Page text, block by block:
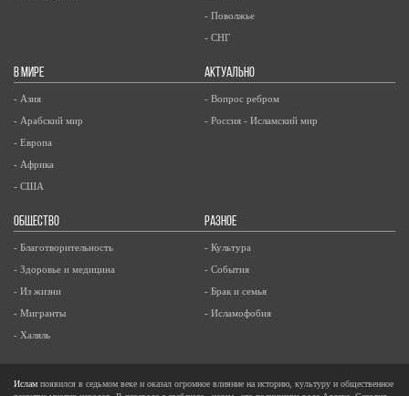
- Поволжье
- СНГ
В МИРЕ
- Азия
- Арабский мир
- Европа
- Африка
- США
АКТУАЛЬНО
- Вопрос ребром
- Россия - Исламский мир
ОБЩЕСТВО
- Благотворительность
- Здоровье и медицина
- Из жизни
- Мигранты
- Халяль
РАЗНОЕ
- Культура
- События
- Брак и семья
- Исламофобия
Ислам появился в седьмом веке и оказал огромное влияние на историю, культуру и общественное